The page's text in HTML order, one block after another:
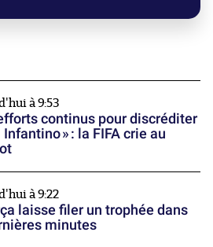
à 9:53
continus pour discréditer
» : la FIFA crie au
à 9:22
laisse filer un trophée dans
minutes